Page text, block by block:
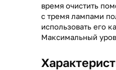
время очистить
с тремя лампами
использовать его
Максимальный